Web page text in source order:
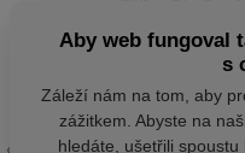
Aby web fungoval
s
Záleží nám na tom, aby
zážitkem. Abyste na
hledáte, ušetřili